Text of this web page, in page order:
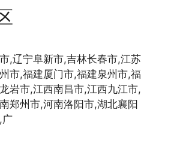
,辽宁阜新市,吉林长春市,江苏
市,福建厦门市,福建泉州市,福
岩市,江西南昌市,江西九江市,
郑州市,河南洛阳市,湖北襄阳
广